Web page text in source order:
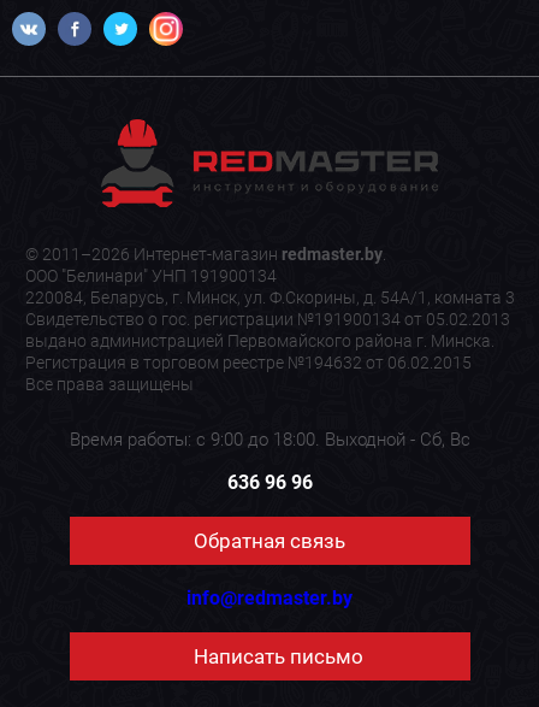
© 2011–2026 Интернет-магазин redmaster.by.
ООО "Белинари" УНП 191900134
220084, Беларусь, г. Минск, ул. Ф.Скорины, д. 54А/1, комната 3
Свидетельство о гос. регистрации №191900134 от 05.02.2013
выдано администрацией Первомайского района г. Минска.
Регистрация в торговом реестре №194632 от 06.02.2015
Все права защищены
Время работы: с 9:00 до 18:00. Выходной - Сб, Вс
636 96 96
Обратная связь
info@redmaster.by
Написать письмо